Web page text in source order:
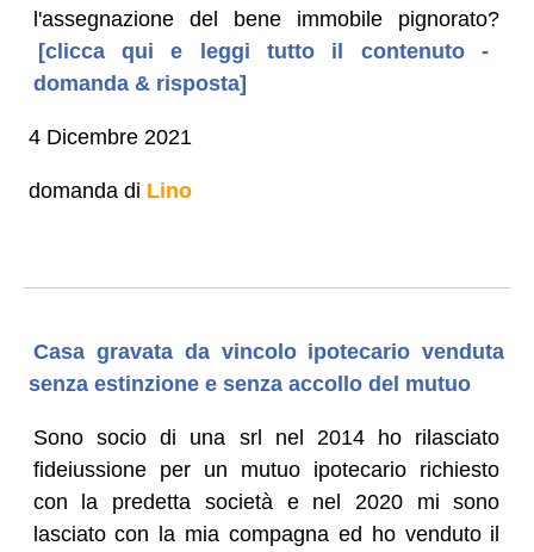
l'assegnazione del bene immobile pignorato?
[clicca qui e leggi tutto il contenuto -
domanda & risposta]
4 Dicembre 2021
domanda di Lino
Casa gravata da vincolo ipotecario venduta
senza estinzione e senza accollo del mutuo
Sono socio di una srl nel 2014 ho rilasciato
fideiussione per un mutuo ipotecario richiesto
con la predetta società e nel 2020 mi sono
lasciato con la mia compagna ed ho venduto il